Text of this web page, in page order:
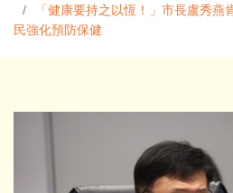
「健康要持之以恆！」市長盧秀
民強化預防保健